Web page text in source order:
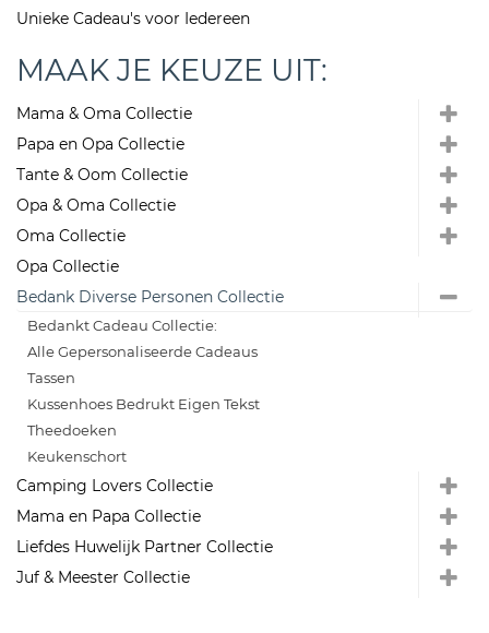
Unieke Cadeau's voor Iedereen
MAAK JE KEUZE UIT:
Mama & Oma Collectie
Papa en Opa Collectie
Tante & Oom Collectie
Opa & Oma Collectie
Oma Collectie
Opa Collectie
Bedank Diverse Personen Collectie
Bedankt Cadeau Collectie:
Alle Gepersonaliseerde Cadeaus
Tassen
Kussenhoes Bedrukt Eigen Tekst
Theedoeken
Keukenschort
Camping Lovers Collectie
Mama en Papa Collectie
Liefdes Huwelijk Partner Collectie
Juf & Meester Collectie